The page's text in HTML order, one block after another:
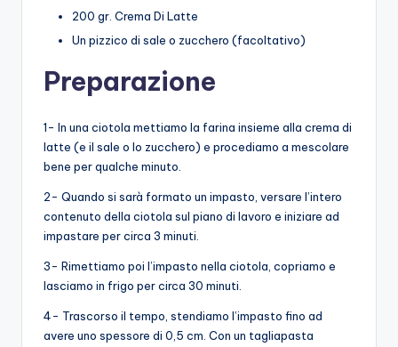
200 gr. Crema Di Latte
Un pizzico di sale o zucchero (facoltativo)
Preparazione
1- In una ciotola mettiamo la farina insieme alla crema di
latte (e il sale o lo zucchero) e procediamo a mescolare
bene per qualche minuto.
2- Quando si sarà formato un impasto, versare l’intero
contenuto della ciotola sul piano di lavoro e iniziare ad
impastare per circa 3 minuti.
3- Rimettiamo poi l’impasto nella ciotola, copriamo e
lasciamo in frigo per circa 30 minuti.
4- Trascorso il tempo, stendiamo l’impasto fino ad
avere uno spessore di 0,5 cm. Con un tagliapasta